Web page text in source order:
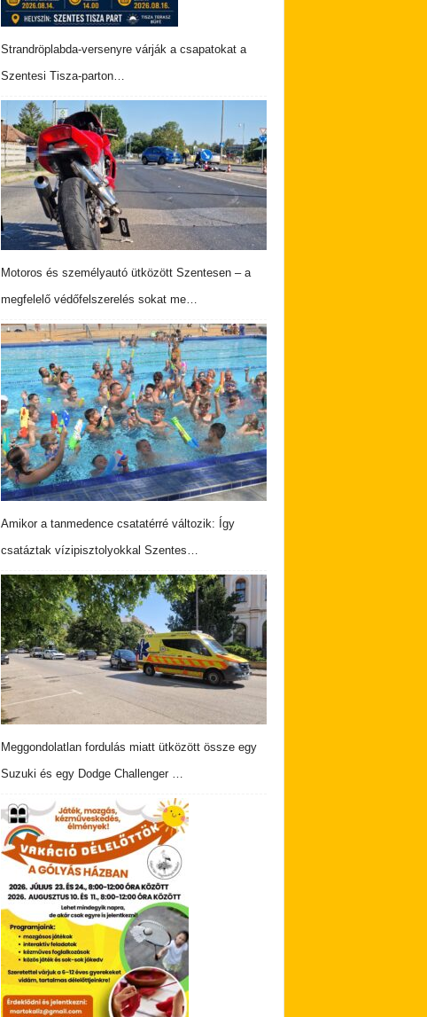
Strandröplabda-versenyre várják a csapatokat a
Szentesi Tisza-parton…
Motoros és személyautó ütközött Szentesen – a
megfelelő védőfelszerelés sokat me…
Amikor a tanmedence csatatérré változik: Így
csatáztak vízipisztolyokkal Szentes…
Meggondolatlan fordulás miatt ütközött össze egy
Suzuki és egy Dodge Challenger …